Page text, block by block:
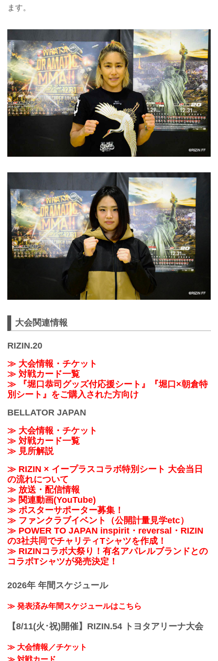
ます。
大会関連情報
RIZIN.20
≫ 大会情報・チケット
≫ 対戦カード一覧
≫ 『堀口恭司グッズ付応援シート』『堀口×朝倉特
別シート』をご購入された方向け
BELLATOR JAPAN
≫ 大会情報・チケット
≫ 対戦カード一覧
≫ 見所解説
≫ RIZIN × イープラスコラボ特別シート 大会当日
の流れについて
≫ 放送・配信情報
≫ 関連動画(YouTube)
≫ ポスターサポーター募集！
≫ ファンクラブイベント（公開計量見学etc）
≫ POWER TO JAPAN inspirit・reversal・RIZIN
の3社共同でチャリティTシャツを作成！
≫ RIZINコラボ大祭り！有名アパレルブランドとの
コラボTシャツが発売決定！
2026年 年間スケジュール
≫ 発表済み年間スケジュールはこちら
【8/11(火･祝)開催】RIZIN.54 トヨタアリーナ大会
≫ 大会情報／チケット
≫ 対戦カード